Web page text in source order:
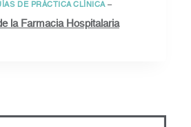
DE PRÁCTICA CLÍNICA–
la Farmacia Hospitalaria